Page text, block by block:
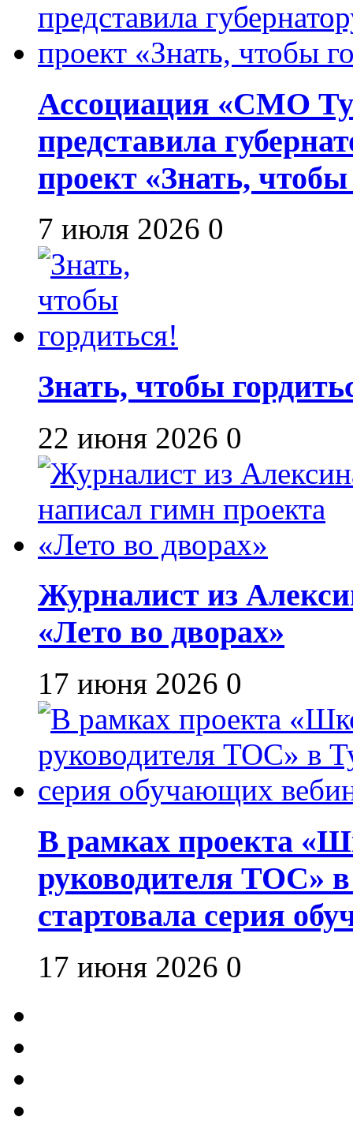
Ассоциация «СМО
представила
проект «Знать,
7 июля 2026 0
Знать, чтобы
22 июня 2026 0
Журналист из
«Лето во дворах»
17 июня 2026 0
В рамках проекта
руководителя ТОС»
стартовала серия
17 июня 2026 0